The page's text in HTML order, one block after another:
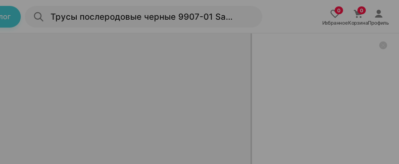
ИзбранноеКорзинаПрофиль